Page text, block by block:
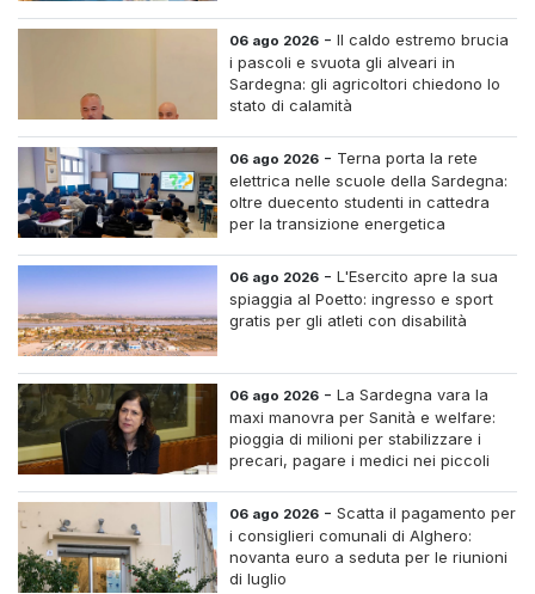
06 ago 2026 -Il caldo estremo brucia
i pascoli e svuota gli alveari in
Sardegna: gli agricoltori chiedono lo
stato di calamità
06 ago 2026 - Terna porta la rete
elettrica nelle scuole della Sardegna:
oltre duecento studenti in cattedra
per la transizione energetica
06 ago 2026 -L'Esercito apre la sua
spiaggia al Poetto: ingresso e sport
gratis per gli atleti con disabilità
06 ago 2026 -La Sardegna vara la
maxi manovra per Sanità e welfare:
pioggia di milioni per stabilizzare i
precari, pagare i medici nei piccoli
case di riposo.
06 ago 2026 -Scatta il pagamento per
i consiglieri comunali di Alghero:
novanta euro a seduta per le riunioni
di luglio